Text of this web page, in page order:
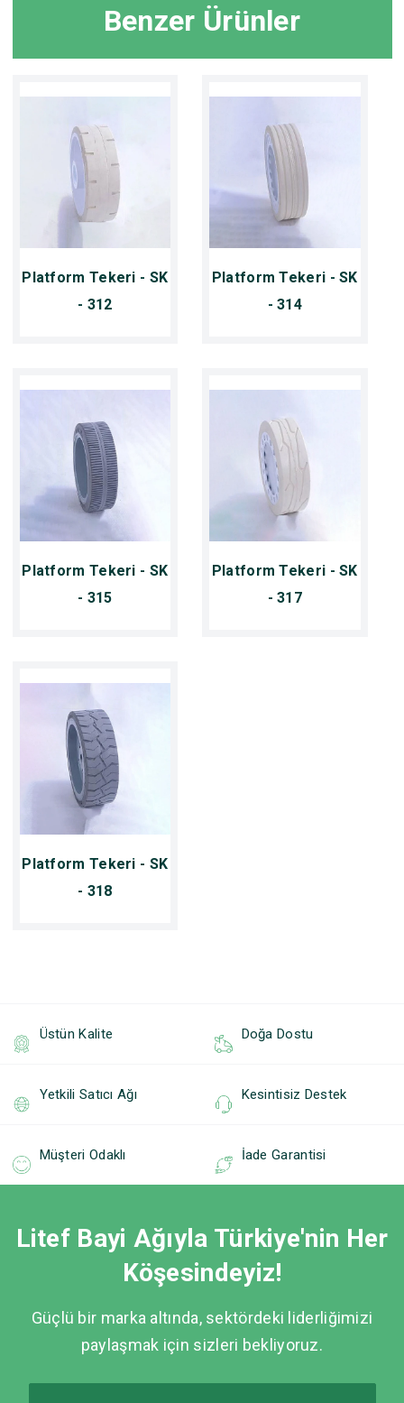
Benzer Ürünler
Platform Tekeri - SK
- 312
Platform Tekeri - SK
- 314
Platform Tekeri - SK
- 315
Platform Tekeri - SK
- 317
Platform Tekeri - SK
- 318
Üstün Kalite Doğa Dostu
Yetkili Satıcı Ağı Kesintisiz Destek
Müşteri Odaklı İade Garantisi
Litef Bayi Ağıyla Türkiye'nin Her
Köşesindeyiz!
Güçlü bir marka altında, sektördeki liderliğimizi
paylaşmak için sizleri bekliyoruz.